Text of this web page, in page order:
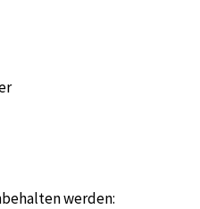
werden: